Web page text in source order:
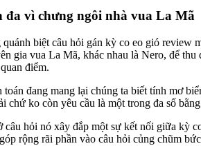
đa vì chưng ngôi nhà vua La Mã
biệt câu hỏi gán kỳ co eo gió
gia vua La Mã, khác nhau là Nero, để
điểm.
đang mang lại chúng ta biết tính mơ
chứ ko còn yêu cầu là một trong đa số
câu hỏi nó xây đắp một sự kết nối giữa kỳ
rộng rãi phần vào câu hỏi củng chũm